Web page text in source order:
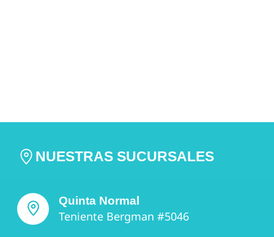
NUESTRAS SUCURSALES
Quinta Normal
Teniente Bergman #5046